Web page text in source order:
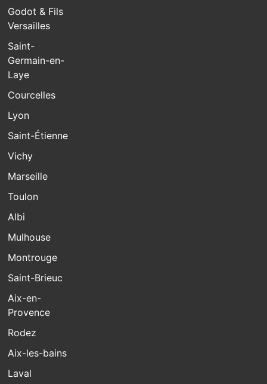
Godot & Fils
Versailles
Saint-
Germain-en-
Laye
Courcelles
Lyon
Saint-Étienne
Vichy
Marseille
Toulon
Albi
Mulhouse
Montrouge
Saint-Brieuc
Aix-en-
Provence
Rodez
Aix-les-bains
Laval